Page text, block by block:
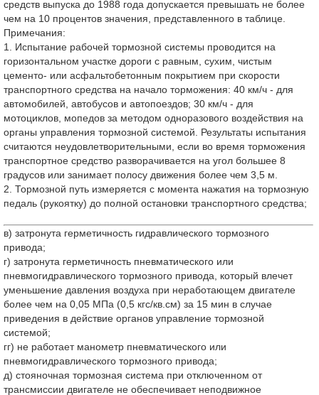
средств выпуска до 1988 года допускается превышать не более
чем на 10 процентов значения, представленного в таблице.
Примечания:
1. Испытание рабочей тормозной системы проводится на
горизонтальном участке дороги с равным, сухим, чистым
цементо- или асфальтобетонным покрытием при скорости
транспортного средства на начало торможения: 40 км/ч - для
автомобилей, автобусов и автопоездов; 30 км/ч - для
мотоциклов, мопедов за методом одноразового воздействия на
органы управления тормозной системой. Результаты испытания
считаются неудовлетворительными, если во время торможения
транспортное средство разворачивается на угол большее 8
градусов или занимает полосу движения более чем 3,5 м.
2. Тормозной путь измеряется с момента нажатия на тормозную
педаль (рукоятку) до полной остановки транспортного средства;
в) затронута герметичность гидравлического тормозного
привода;
г) затронута герметичность пневматического или
пневмогидравлического тормозного привода, который влечет
уменьшение давления воздуха при неработающем двигателе
более чем на 0,05 МПа (0,5 кгс/кв.см) за 15 мин в случае
приведения в действие органов управление тормозной
системой;
гг) не работает манометр пневматического или
пневмогидравлического тормозного привода;
д) стояночная тормозная система при отключенном от
трансмиссии двигателе не обеспечивает неподвижное